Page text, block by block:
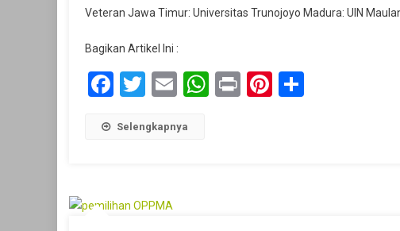
Al-
Di
Veteran Jawa Timur: Universitas Trunojoyo Madura: UIN
Bagikan Artikel Ini :
Facebook
Twitter
EmailWhatsApp
PrintPinterest
Selengkapnya